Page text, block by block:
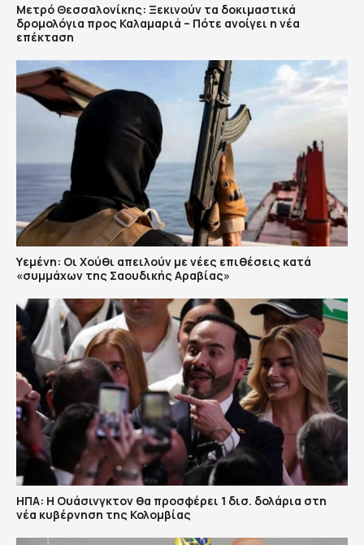
Μετρό Θεσσαλονίκης: Ξεκινούν τα δοκιμαστικά
δρομολόγια προς Καλαμαριά – Πότε ανοίγει η νέα
επέκταση
Υεμένη: Οι Χούθι απειλούν με νέες επιθέσεις κατά
«συμμάχων της Σαουδικής Αραβίας»
ΗΠΑ: H Ουάσινγκτον θα προσφέρει 1 δισ. δολάρια στη
νέα κυβέρνηση της Κολομβίας